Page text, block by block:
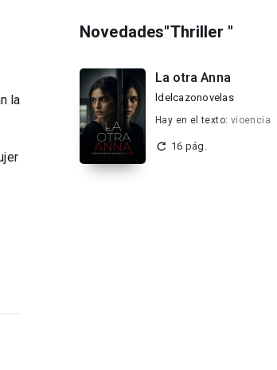
la
Novedades"Thriller "
La otra Anna
ldelcazonovelas
Hay en el texto: vioencia
16 pág.